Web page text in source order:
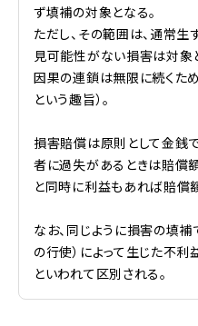
ず填補の対象となる。
ただし、その範囲は、通常
見可能性がない損害は対象
因果の連鎖は無限に続くた
という趣旨）。
損害賠償は原則として金銭
者に過失があるときは賠償
と同時に利益もあれば賠償
なお、同じように損害の填補
の行使）によって生じた不利
といわれて区別される。